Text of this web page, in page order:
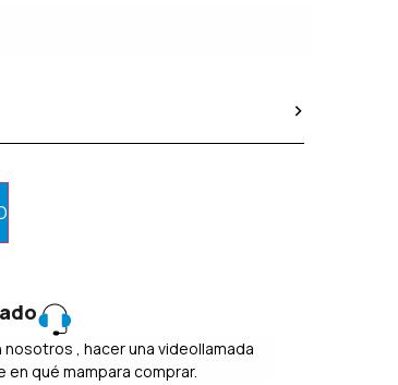
, hacer una videollamada
qué mampara comprar.